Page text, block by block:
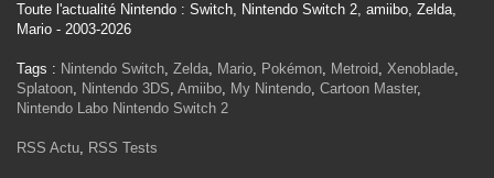
Toute l'actualité Nintendo : Switch, Nintendo Switch 2, amiibo, Zelda,
Mario - 2003-2026
Tags : Nintendo Switch, Zelda, Mario, Pokémon, Metroid, Xenoblade,
Splatoon, Nintendo 3DS, Amiibo, My Nintendo, Cartoon Master,
Nintendo Labo Nintendo Switch 2
RSS Actu, RSS Tests